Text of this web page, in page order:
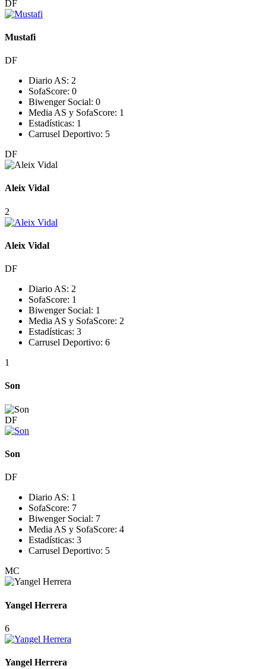
DF
Mustafi
DF
Diario AS: 2
SofaScore: 0
Biwenger Social: 0
Media AS y SofaScore: 1
Estadísticas: 1
Carrusel Deportivo: 5
DF
Aleix Vidal
2
Aleix Vidal
DF
Diario AS: 2
SofaScore: 1
Biwenger Social: 1
Media AS y SofaScore: 2
Estadísticas: 3
Carrusel Deportivo: 6
1
Son
DF
Son
DF
Diario AS: 1
SofaScore: 7
Biwenger Social: 7
Media AS y SofaScore: 4
Estadísticas: 3
Carrusel Deportivo: 5
MC
Yangel Herrera
6
Yangel Herrera